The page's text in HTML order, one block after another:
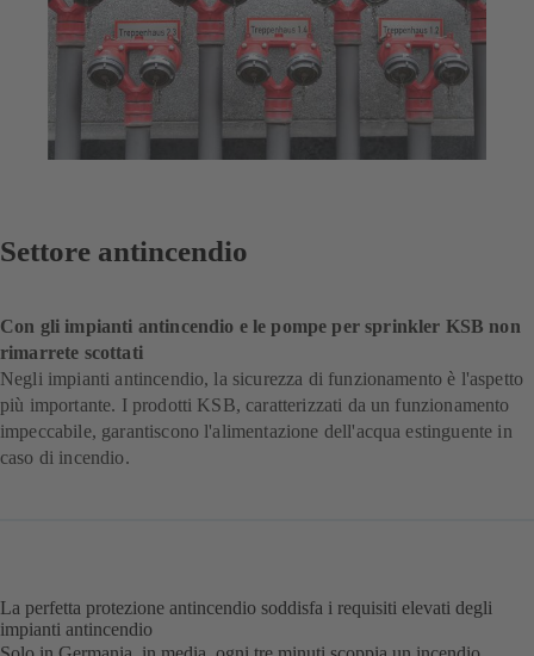
Settore antincendio
Con gli impianti antincendio e le pompe per sprinkler KSB non
rimarrete scottati
Negli impianti antincendio, la sicurezza di funzionamento è l'aspetto
più importante. I prodotti KSB, caratterizzati da un funzionamento
impeccabile, garantiscono l'alimentazione dell'acqua estinguente in
caso di incendio.
La perfetta protezione antincendio soddisfa i requisiti elevati degli
impianti antincendio